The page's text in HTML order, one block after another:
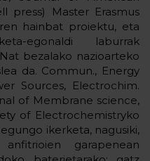
press) Master Erasmus
hainbat proiektu, eta
egonaldi laburrak
bezalako nazioarteko
da. Commun., Energy
Sources, Electrochim.
of Membrane science,
of Electrochemistryko
ikerketa, nagusiki,
garapenean